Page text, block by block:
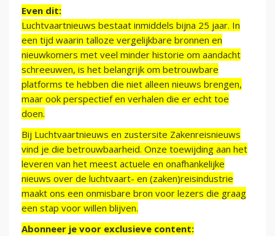
Even dit:
Luchtvaartnieuws bestaat inmiddels bijna 25 jaar. In
een tijd waarin talloze vergelijkbare bronnen en
nieuwkomers met veel minder historie om aandacht
schreeuwen, is het belangrijk om betrouwbare
platforms te hebben die niet alleen nieuws brengen,
maar ook perspectief en verhalen die er echt toe
doen.
Bij Luchtvaartnieuws en zustersite Zakenreisnieuws
vind je die betrouwbaarheid. Onze toewijding aan het
leveren van het meest actuele en onafhankelijke
nieuws over de luchtvaart- en (zaken)reisindustrie
maakt ons een onmisbare bron voor lezers die graag
een stap voor willen blijven.
Abonneer je voor exclusieve content: